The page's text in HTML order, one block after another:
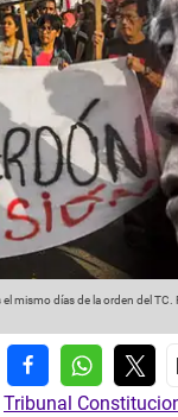
mismo días de la orden del TC.
Tribunal